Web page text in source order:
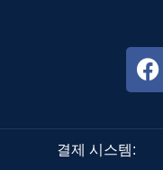
결제 시스템: